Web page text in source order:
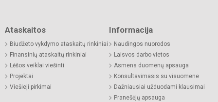
Ataskaitos
Biudžeto vykdymo ataskaitų rinkiniai
Finansinių ataskaitų rinkiniai
Lėšos veiklai viešinti
Projektai
Viešieji pirkimai
Informacija
Naudingos nuorodos
Laisvos darbo vietos
Asmens duomenų apsauga
Konsultavimasis su visuomene
Dažniausiai užduodami klausimai
Pranešėjų apsauga